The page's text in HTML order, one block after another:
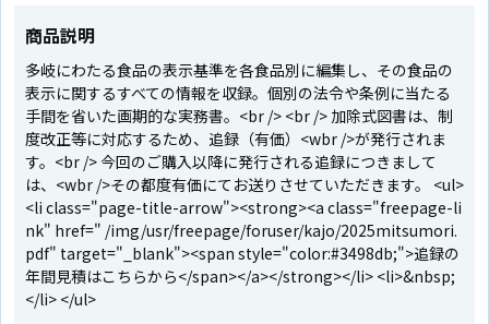
商品説明
多岐にわたる食品の表示基準を各食品別に編集し、その食品の
表示に関するすべての情報を収録。個別の法令や条例に当たる
手間を省いた画期的な実務書。<br /> <br /> 加除式図書は、制
度改正等に対応するため、追録（有価）<wbr />が発行されま
す。<br /> 今回のご購入以降に発行される追録につきまして
は、<wbr />その都度有価にてお送りさせていただきます。 <ul>
<li class="page-title-arrow"><strong><a class="freepage-li
nk" href=" /img/usr/freepage/foruser/kajo/2025mitsumori.
pdf" target="_blank"><span style="color:#3498db;">追録の
年間見積はこちらから</span></a></strong></li> <li>&nbsp;
</li> </ul>